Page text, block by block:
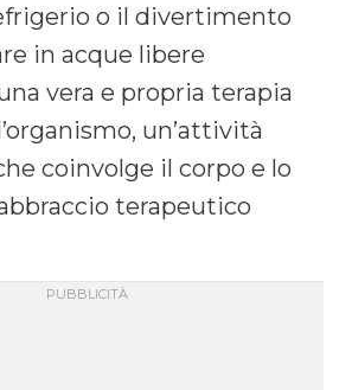
o il divertimento
in acque libere
vera e propria terapia
un’attività
coinvolge il corpo e lo
terapeutico